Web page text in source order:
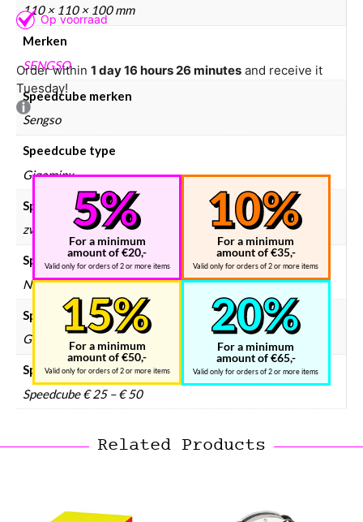
110 × 110 × 100 mm
Merken
SENGSO
Speedcube merken
Sengso
Speedcube type
Gigaminx
Speedcube kleur
zwart
Speedcube bundels
Nee
Speedcube magneten
Geen
Speedcube prijsklasse
Speedcube € 25 – € 50
Order within 1 day 16 hours 26 minutes and receive it
Tuesday!
For a minimum
amount of €20,-
Valid only for orders of 2 or more items
For a minimum
amount of €35,-
Valid only for orders of 2 or more items
For a minimum
amount of €50,-
Valid only for orders of 2 or more items
For a minimum
amount of €65,-
Valid only for orders of 2 or more items
Related Products